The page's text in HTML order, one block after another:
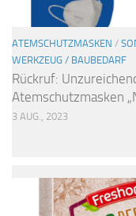
ATEMSCHUTZMASKEN /
WERKZEUG / BAUBEDARF
Rückruf:
Atemschutzmasken
3 AUG., 2023